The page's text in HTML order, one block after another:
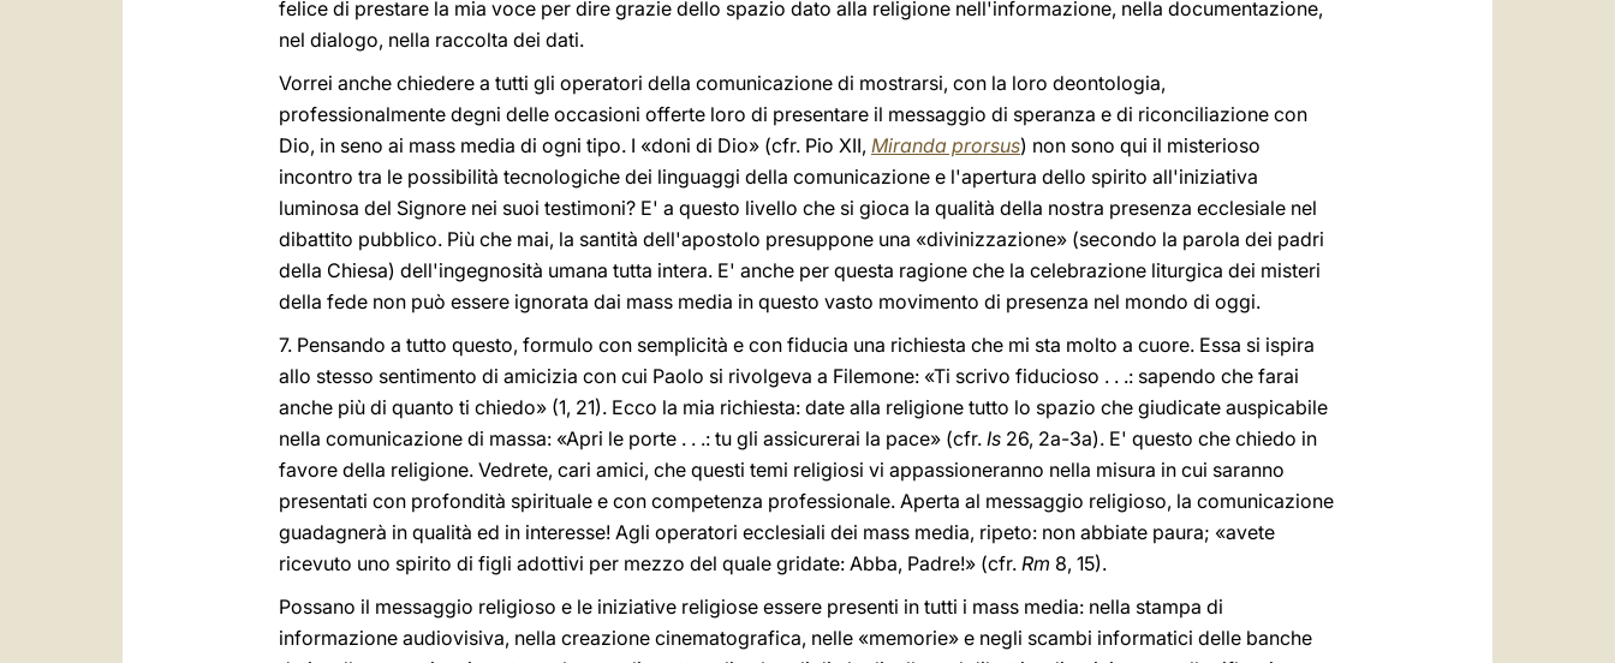
felice di prestare la mia voce per dire grazie dello spazio dato alla religione nell'informazione, nella documentazione,
nel dialogo, nella raccolta dei dati.
Vorrei anche chiedere a tutti gli operatori della comunicazione di mostrarsi, con la loro deontologia,
professionalmente degni delle occasioni offerte loro di presentare il messaggio di speranza e di riconciliazione con
Dio, in seno ai mass media di ogni tipo. I «doni di Dio» (cfr. Pio XII, Miranda prorsus) non sono qui il misterioso
incontro tra le possibilità tecnologiche dei linguaggi della comunicazione e l'apertura dello spirito all'iniziativa
luminosa del Signore nei suoi testimoni? E' a questo livello che si gioca la qualità della nostra presenza ecclesiale nel
dibattito pubblico. Più che mai, la santità dell'apostolo presuppone una «divinizzazione» (secondo la parola dei padri
della Chiesa) dell'ingegnosità umana tutta intera. E' anche per questa ragione che la celebrazione liturgica dei misteri
della fede non può essere ignorata dai mass media in questo vasto movimento di presenza nel mondo di oggi.
7. Pensando a tutto questo, formulo con semplicità e con fiducia una richiesta che mi sta molto a cuore. Essa si ispira
allo stesso sentimento di amicizia con cui Paolo si rivolgeva a Filemone: «Ti scrivo fiducioso . . .: sapendo che farai
anche più di quanto ti chiedo» (1, 21). Ecco la mia richiesta: date alla religione tutto lo spazio che giudicate auspicabile
nella comunicazione di massa: «Apri le porte . . .: tu gli assicurerai la pace» (cfr. Is 26, 2a-3a). E' questo che chiedo in
favore della religione. Vedrete, cari amici, che questi temi religiosi vi appassioneranno nella misura in cui saranno
presentati con profondità spirituale e con competenza professionale. Aperta al messaggio religioso, la comunicazione
guadagnerà in qualità ed in interesse! Agli operatori ecclesiali dei mass media, ripeto: non abbiate paura; «avete
ricevuto uno spirito di figli adottivi per mezzo del quale gridate: Abba, Padre!» (cfr. Rm 8, 15).
Possano il messaggio religioso e le iniziative religiose essere presenti in tutti i mass media: nella stampa di
informazione audiovisiva, nella creazione cinematografica, nelle «memorie» e negli scambi informatici delle banche